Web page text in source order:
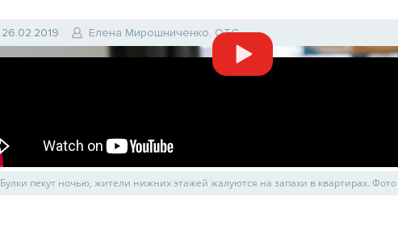
26.02.2019 Елена Мирошниченко, ОТС
Булки пекут ночью, жители нижних этажей жалуются на запахи в квартирах.